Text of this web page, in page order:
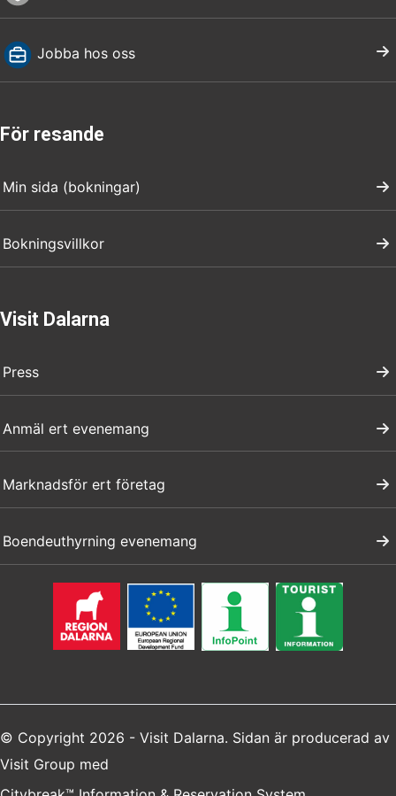
Jobba hos oss
För resande
Min sida (bokningar)
Bokningsvillkor
Visit Dalarna
Press
Anmäl ert evenemang
Marknadsför ert företag
Boendeuthyrning evenemang
© Copyright 2026 - Visit Dalarna. Sidan är producerad av
Visit Group med